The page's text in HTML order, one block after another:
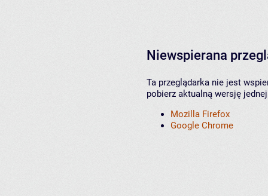
Niewspierana
Ta przeglądarka nie jest
pobierz aktualną wersję
Mozilla Firefox
Google Chrome